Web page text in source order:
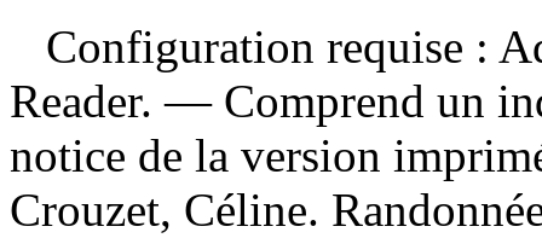
Configuration requise :
Reader. — Comprend un
notice de la version
Crouzet, Céline.